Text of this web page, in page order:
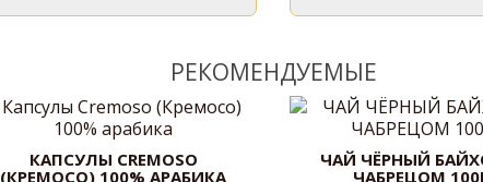
РЕКОМЕНДУЕМЫЕ
КАПСУЛЫ CREMOSO
(КРЕМОСО) 100% АРАБИКА
ЧАЙ ЧЁРНЫЙ
ЧАБРЕЦОМ